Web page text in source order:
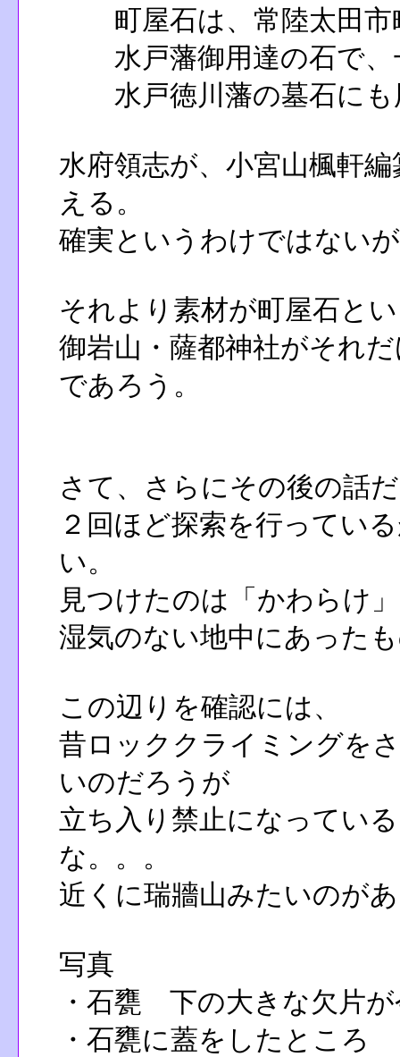
町屋石は、常陸太田市
水戸藩御用達の石で、
水戸徳川藩の墓石にも
水府領志が、小宮山楓軒
える。
確実というわけではない
それより素材が町屋石と
御岩山・薩都神社がそれ
であろう。
さて、さらにその後の話
２回ほど探索を行ってい
い。
見つけたのは「かわらけ
湿気のない地中にあった
この辺りを確認には、
昔ロッククライミングを
いのだろうが
立ち入り禁止になってい
な。。。
近くに瑞牆山みたいのが
写真
・石甕 下の大きな欠片が
・石甕に蓋をしたところ